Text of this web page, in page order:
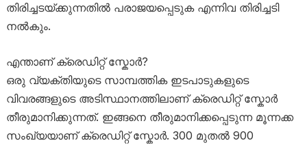
തിരിച്ചടയ്ക്കുന്നതിൽ പരാജയപ്പെടുക എന്നിവ തിരിച്ചടി
നൽകും.
എന്താണ് ക്രെഡിറ്റ് സ്കോർ?
ഒരു വ്യക്തിയുടെ സാമ്പത്തിക ഇടപാടുകളുടെ
വിവരങ്ങളുടെ അടിസ്ഥാനത്തിലാണ് ക്രെഡിറ്റ് സ്കോർ
തീരുമാനിക്കുന്നത്. ഇങ്ങനെ തീരുമാനിക്കപ്പെടുന്ന മൂന്നക്ക
സംഖ്യയാണ് ക്രെഡിറ്റ് സ്കോർ. 300 മുതൽ 900